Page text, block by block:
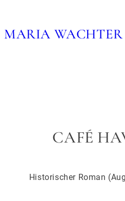
content
MARIA WACHTER
CAFÉ
Historischer Roman